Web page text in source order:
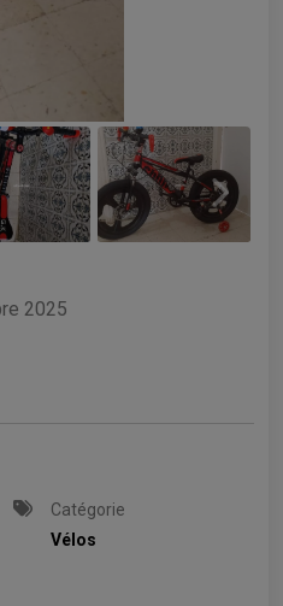
2025
Catégorie
Vélos